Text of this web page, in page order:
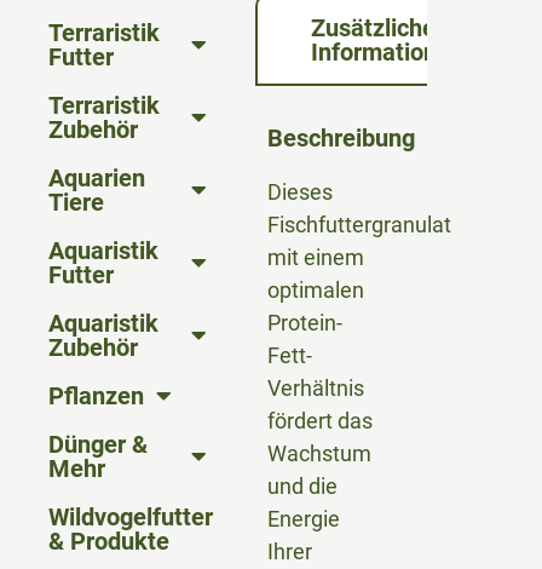
Terraristik
Futter
Terraristik
Zubehör
Aquarien
Tiere
Aquaristik
Futter
Aquaristik
Zubehör
Pflanzen
Dünger &
Mehr
Wildvogelfutter
& Produkte
Zusätzliche
Informationen
Beschreibung
Dieses
Fischfuttergranulat
mit einem
optimalen
Protein-
Fett-
Verhältnis
fördert das
Wachstum
und die
Energie
Ihrer